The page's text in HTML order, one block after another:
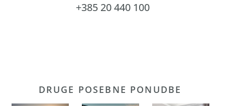
+385 20 440 100
DRUGE POSEBNE PONUDBE